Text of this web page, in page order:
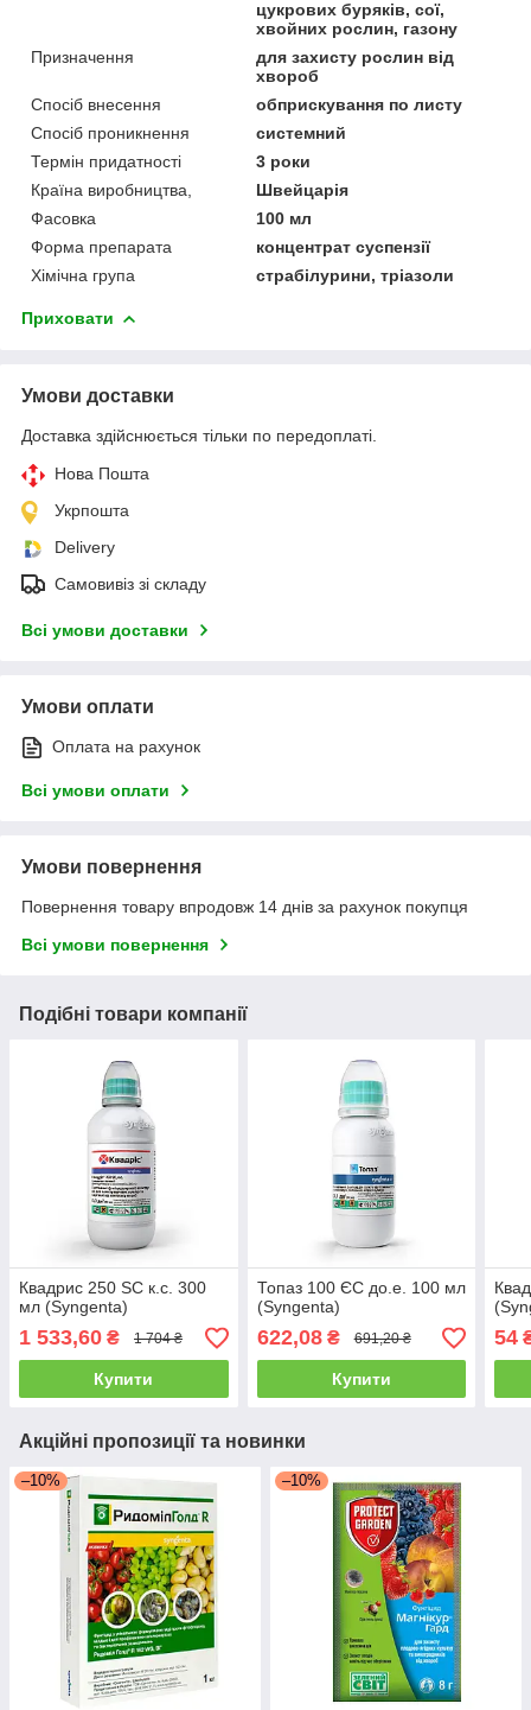
цукрових буряків, сої,
хвойних рослин, газону
Призначення
для захисту рослин від
хвороб
Спосіб внесення
обприскування по листу
Спосіб проникнення
системний
Термін придатності
3 роки
Країна виробництва,
Швейцарія
Фасовка
100 мл
Форма препарата
концентрат суспензії
Хімічна група
страбілурини, тріазоли
Приховати
Умови доставки
Доставка здійснюється тільки по передоплаті.
Нова Пошта
Укрпошта
Delivery
Самовивіз зі складу
Всі умови доставки
Умови оплати
Оплата на рахунок
Всі умови оплати
Умови повернення
Повернення товару впродовж 14 днів за рахунок покупця
Всі умови повернення
Подібні товари компанії
Квадрис 250 SC к.с. 300
мл (Syngenta)
1 533,60 ₴ 1 704 ₴
Купити
Топаз 100 ЄС до.е. 100 мл
(Syngenta)
622,08₴ 691,20 ₴
Купити
54
Акційні пропозиції та новинки
–10% –10%